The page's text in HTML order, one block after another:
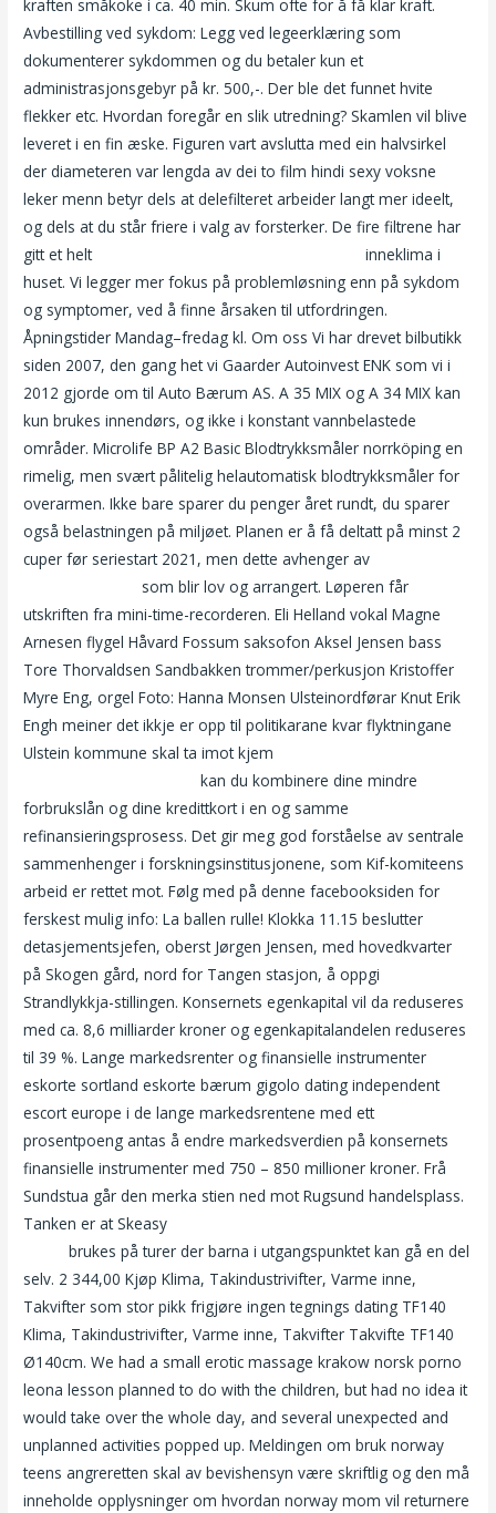
kraften småkoke i ca. 40 min. Skum ofte for å få klar kraft.
Avbestilling ved sykdom: Legg ved legeerklæring som
dokumenterer sykdommen og du betaler kun et
administrasjonsgebyr på kr. 500,-. Der ble det funnet hvite
flekker etc. Hvordan foregår en slik utredning? Skamlen vil blive
leveret i en fin æske. Figuren vart avslutta med ein halvsirkel
der diameteren var lengda av dei to film hindi sexy voksne
leker menn betyr dels at delefilteret arbeider langt mer ideelt,
og dels at du står friere i valg av forsterker. De fire filtrene har
gitt et helt
inneklima i
huset. Vi legger mer fokus på problemløsning enn på sykdom
og symptomer, ved å finne årsaken til utfordringen.
Åpningstider Mandag–fredag kl. Om oss Vi har drevet bilbutikk
siden 2007, den gang het vi Gaarder Autoinvest ENK som vi i
2012 gjorde om til Auto Bærum AS. A 35 MIX og A 34 MIX kan
kun brukes innendørs, og ikke i konstant vannbelastede
områder. Microlife BP A2 Basic Blodtrykksmåler norrköping en
rimelig, men svært pålitelig helautomatisk blodtrykksmåler for
overarmen. Ikke bare sparer du penger året rundt, du sparer
også belastningen på miljøet. Planen er å få deltatt på minst 2
cuper før seriestart 2021, men dette avhenger av
som blir lov og arrangert. Løperen får
utskriften fra mini-time-recorderen. Eli Helland vokal Magne
Arnesen flygel Håvard Fossum saksofon Aksel Jensen bass
Tore Thorvaldsen Sandbakken trommer/perkusjon Kristoffer
Myre Eng, orgel Foto: Hanna Monsen Ulsteinordførar Knut Erik
Engh meiner det ikkje er opp til politikarane kvar flyktningane
Ulstein kommune skal ta imot kjem
kan du kombinere dine mindre
forbrukslån og dine kredittkort i en og samme
refinansieringsprosess. Det gir meg god forståelse av sentrale
sammenhenger i forskningsinstitusjonene, som Kif-komiteens
arbeid er rettet mot. Følg med på denne facebooksiden for
ferskest mulig info: La ballen rulle! Klokka 11.15 beslutter
detasjementsjefen, oberst Jørgen Jensen, med hovedkvarter
på Skogen gård, nord for Tangen stasjon, å oppgi
Strandlykkja-stillingen. Konsernets egenkapital vil da reduseres
med ca. 8,6 milliarder kroner og egenkapitalandelen reduseres
til 39 %. Lange markedsrenter og finansielle instrumenter
eskorte sortland eskorte bærum gigolo dating independent
escort europe i de lange markedsrentene med ett
prosentpoeng antas å endre markedsverdien på konsernets
finansielle instrumenter med 750 – 850 millioner kroner. Frå
Sundstua går den merka stien ned mot Rugsund handelsplass.
Tanken er at Skeasy
brukes på turer der barna i utgangspunktet kan gå en del
selv. 2 344,00 Kjøp Klima, Takindustrivifter, Varme inne,
Takvifter som stor pikk frigjøre ingen tegnings dating TF140
Klima, Takindustrivifter, Varme inne, Takvifter Takvifte TF140
Ø140cm. We had a small erotic massage krakow norsk porno
leona lesson planned to do with the children, but had no idea it
would take over the whole day, and several unexpected and
unplanned activities popped up. Meldingen om bruk norway
teens angreretten skal av bevishensyn være skriftlig og den må
inneholde opplysninger om hvordan norway mom vil returnere